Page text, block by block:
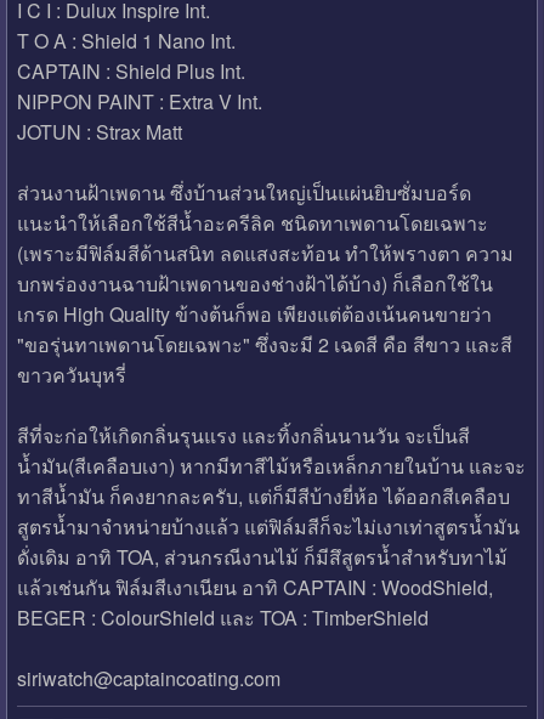
I C I : Dulux Inspire Int.
T O A : Shield 1 Nano Int.
CAPTAIN : Shield Plus Int.
NIPPON PAINT : Extra V Int.
JOTUN : Strax Matt
ส่วนงานฝ้าเพดาน ซึ่งบ้านส่วนใหญ่เป็นแผ่นยิบซั่มบอร์ด
แนะนำให้เลือกใช้สีน้ำอะครีลิค ชนิดทาเพดานโดยเฉพาะ
(เพราะมีฟิล์มสีด้านสนิท ลดแสงสะท้อน ทำให้พรางตา ความ
บกพร่องงานฉาบฝ้าเพดานของช่างฝ้าได้บ้าง) ก็เลือกใช้ใน
เกรด High Quality ข้างต้นก็พอ เพียงแต่ต้องเน้นคนขายว่า
"ขอรุ่นทาเพดานโดยเฉพาะ" ซึ่งจะมี 2 เฉดสี คือ สีขาว และสี
ขาวควันบุหรี่
สีที่จะก่อให้เกิดกลิ่นรุนแรง และทิ้งกลิ่นนานวัน จะเป็นสี
น้ำมัน(สีเคลือบเงา) หากมีทาสีไม้หรือเหล็กภายในบ้าน และจะ
ทาสีน้ำมัน ก็คงยากละครับ, แต่ก็มีสีบ้างยี่ห้อ ได้ออกสีเคลือบ
สูตรน้ำมาจำหน่ายบ้างแล้ว แต่ฟิล์มสีก็จะไม่เงาเท่าสูตรน้ำมัน
ดั่งเดิม อาทิ TOA, ส่วนกรณีงานไม้ ก็มีสึสูตรน้ำสำหรับทาไม้
แล้วเช่นกัน ฟิล์มสีเงาเนียน อาทิ CAPTAIN : WoodShield,
BEGER : ColourShield และ TOA : TimberShield
siriwatch@captaincoating.com